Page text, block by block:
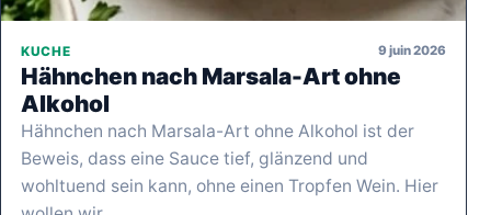
KUCHE 9 juin 2026
Hähnchen nach Marsala-Art ohne
Alkohol
Hähnchen nach Marsala-Art ohne Alkohol ist der
Beweis, dass eine Sauce tief, glänzend und
wohltuend sein kann, ohne einen Tropfen Wein. Hier